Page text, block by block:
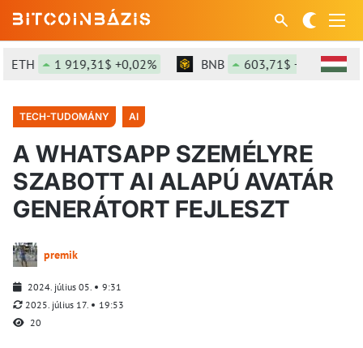
1 919,31$ +0,02% BNB 603,71$ +1,39%
TECH-TUDOMÁNY AI
A WHATSAPP SZEMÉLYRE
SZABOTT AI ALAPÚ AVATÁR
GENERÁTORT FEJLESZT
premik
2024. július 05.
9:31
2025. július 17.
19:53
20